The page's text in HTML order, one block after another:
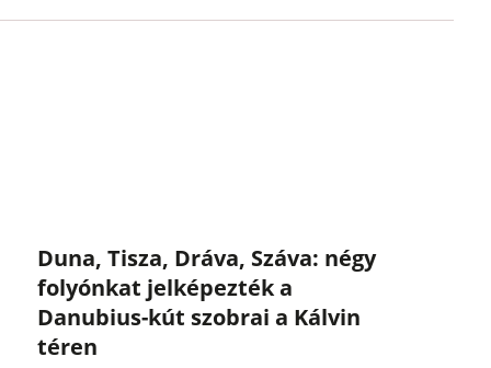
Duna, Tisza, Dráva, Száva: négy
folyónkat jelképezték a
Danubius-kút szobrai a Kálvin
téren